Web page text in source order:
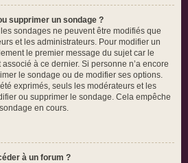
supprimer un sondage ?
sondages ne peuvent être modifiés que
et les administrateurs. Pour modifier un
le premier message du sujet car le
à ce dernier. Si personne n’a encore
le sondage ou de modifier ses options.
exprimés, seuls les modérateurs et les
ou supprimer le sondage. Cela empêche
en cours.
à un forum ?